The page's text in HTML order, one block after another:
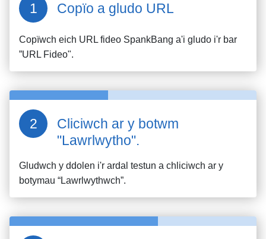
Copïo a gludo URL
Copïwch eich URL fideo SpankBang a'i gludo i'r bar
”URL Fideo".
Cliciwch ar y botwm
"Lawrlwytho".
Gludwch y ddolen i'r ardal testun a chliciwch ar y
botymau “Lawrlwythwch”.